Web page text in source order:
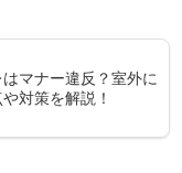
マナー違反？室外に
対策を解説！